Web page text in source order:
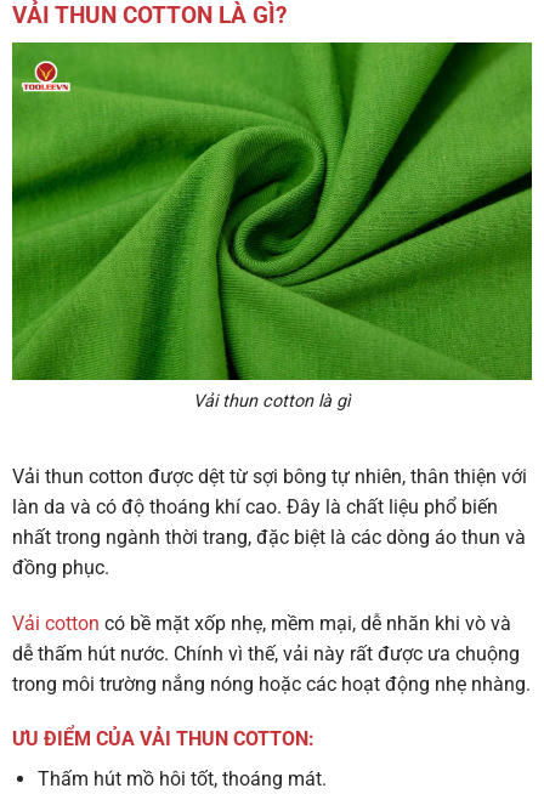
VẢI THUN COTTON LÀ GÌ?
Vải thun cotton là gì
Vải thun cotton được dệt từ sợi bông tự nhiên, thân thiện với
làn da và có độ thoáng khí cao. Đây là chất liệu phổ biến
nhất trong ngành thời trang, đặc biệt là các dòng áo thun và
đồng phục.
Vải cotton có bề mặt xốp nhẹ, mềm mại, dễ nhăn khi vò và
dễ thấm hút nước. Chính vì thế, vải này rất được ưa chuộng
trong môi trường nắng nóng hoặc các hoạt động nhẹ nhàng.
ƯU ĐIỂM CỦA VẢI THUN COTTON:
Thấm hút mồ hôi tốt, thoáng mát.